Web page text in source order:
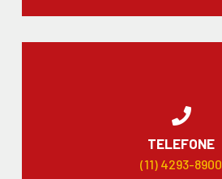
TELEFONE
(11) 4293-8900